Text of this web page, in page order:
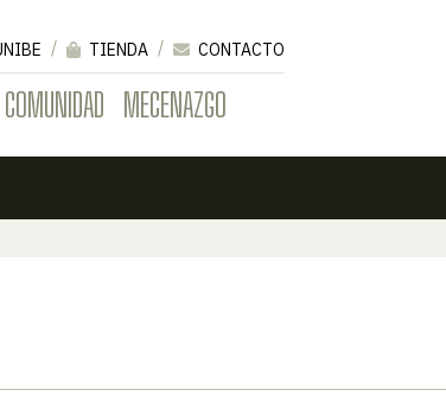
COMUNIDAD MECENAZGO
TIENDA
CONTACTO